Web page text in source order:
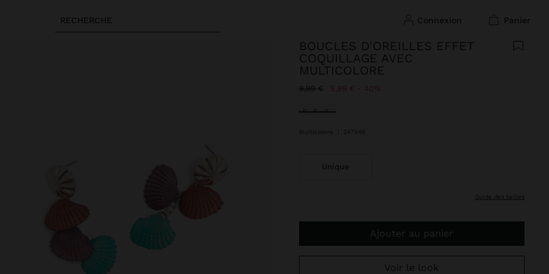
RECHERCHE connexion panier
BOUCLES D'OREILLES EFFET
COQUILLAGE AVEC
MULTICOLORE
Prix réduit de
9,99 €à 5,99 € 40%
sélectionné(s)
Multicolore 247546
Unique
guide des tailles
Ajouter au panier
Voir le look